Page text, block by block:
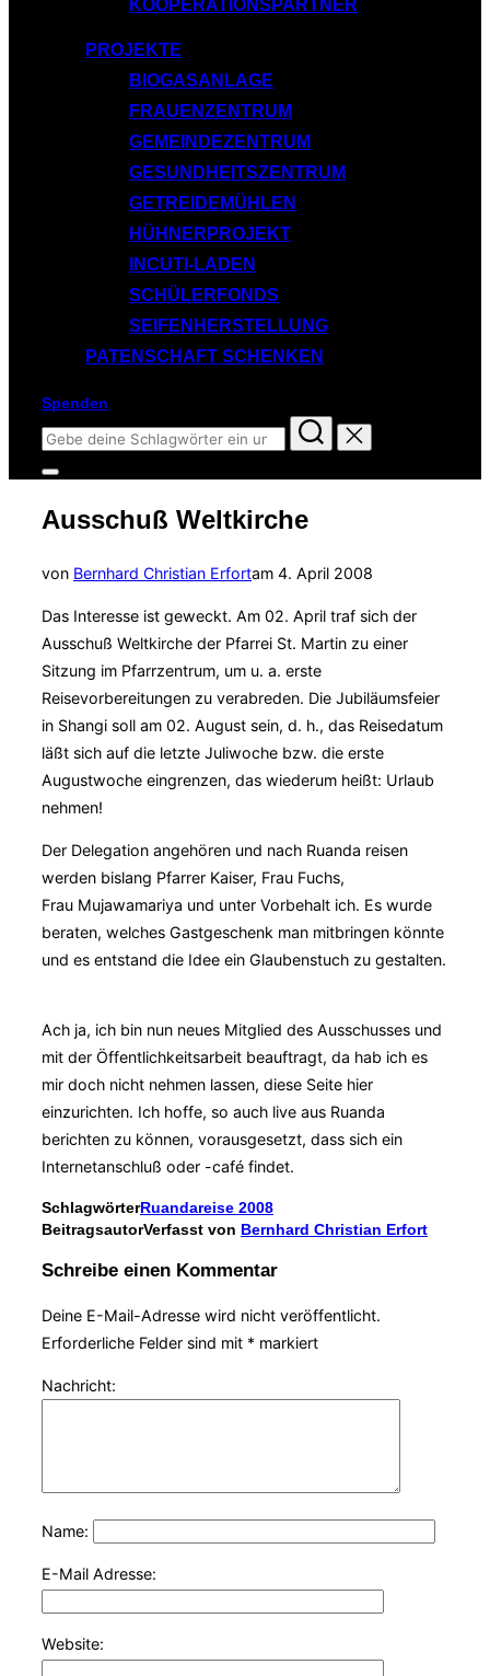
KOOPERATIONSPARTNER
PROJEKTE
BIOGASANLAGE
FRAUENZENTRUM
GEMEINDEZENTRUM
GESUNDHEITSZENTRUM
GETREIDEMÜHLEN
HÜHNERPROJEKT
INCUTI-LADEN
SCHÜLERFONDS
SEIFENHERSTELLUNG
PATENSCHAFT SCHENKEN
Spenden
Suchen
nach:
Seitenleiste
Navigation
umschalten
Ausschuß Weltkirche
von Bernhard Christian Erfortam Veröffentlicht
4. April 2008
Das Interesse ist geweckt. Am 02. April traf sich der
Ausschuß Weltkirche der Pfarrei St. Martin zu einer
Sitzung im Pfarrzentrum, um u. a. erste
Reisevorbereitungen zu verabreden. Die Jubiläumsfeier
in Shangi soll am 02. August sein, d. h., das Reisedatum
läßt sich auf die letzte Juliwoche bzw. die erste
Augustwoche eingrenzen, das wiederum heißt: Urlaub
nehmen!
Der Delegation angehören und nach Ruanda reisen
werden bislang Pfarrer Kaiser, Frau Fuchs,
Frau Mujawamariya und unter Vorbehalt ich. Es wurde
beraten, welches Gastgeschenk man mitbringen könnte
und es entstand die Idee ein Glaubenstuch zu gestalten.
Ach ja, ich bin nun neues Mitglied des Ausschusses und
mit der Öffentlichkeitsarbeit beauftragt, da hab ich es
mir doch nicht nehmen lassen, diese Seite hier
einzurichten. Ich hoffe, so auch live aus Ruanda
berichten zu können, vorausgesetzt, dass sich ein
Internetanschluß oder -café findet.
SchlagwörterRuandareise 2008
BeitragsautorVerfasst von Bernhard Christian Erfort
Schreibe einen Kommentar
Deine E-Mail-Adresse wird nicht veröffentlicht.
Erforderliche Felder sind mit * markiert
Nachricht:
Name:
E-Mail Adresse:
Website: